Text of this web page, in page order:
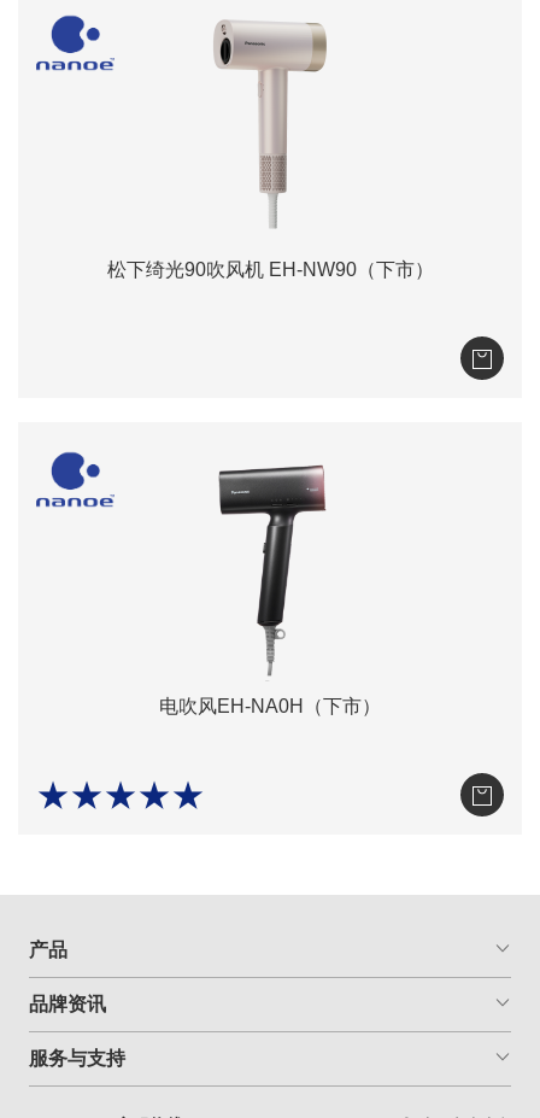
松下绮光90吹风机 EH-NW90（下市）
电吹风EH-NA0H（下市）
★★★★★
产品
品牌资讯
服务与支持